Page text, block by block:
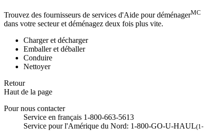
Trouvez des fournisseurs de services d'Aide pour déménagerMC
dans votre secteur et déménagez deux fois plus vite.
Charger et décharger
Emballer et déballer
Conduire
Nettoyer
Retour
Haut de la page
Pour nous contacter
Service en français 1-800-663-5613
Service pour l'Amérique du Nord: 1-800-GO-U-HAUL(1-